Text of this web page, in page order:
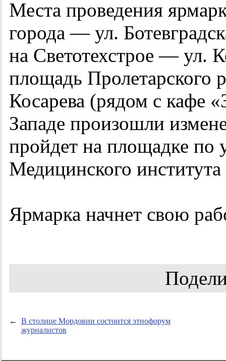
Места проведения
города — ул.
на Светотехстрое — ул.
площадь
Косарева (рядом с кафе
Западе произошли
пройдет на площадке по
Медицинского
Ярмарка начнет свою
←
В столице Мордовии состоится этнофорум
журналистов